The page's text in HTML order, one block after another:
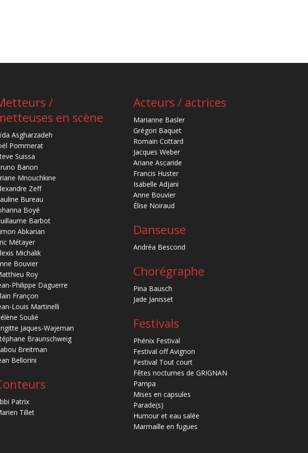
/
en scène
Asgharzadeh
Pommerat
Suissa
Banon
Mnouchkine
Zeff
Bureau
Boyé
Barbot
Abkarian
Métayer
Michalik
Bouvier
Roy
Philippe Daguerre
Françon
Louis Martinelli
Soulié
Jaques-Wajeman
Braunschweig
Breitman
Bellorini
Patrix
Tillet
Acteurs / actrices
Marianne Basler
Grégori Baquet
Romain Cottard
Jacques Weber
Ariane Ascaride
Francis Huster
Isabelle Adjani
Anne Bouvier
Élise Noiraud
Danseuse
Andréa Bescond
Chorégraphe
Pina Bausch
Jade Janisset
Festivals
Phénix Festival
Festival off Avignon
Festival Tout court
Fêtes nocturnes de GRIGNAN
Pampa
Mises en capsules
Parade(s)
Humour et eau salée
Marmaille en fugues